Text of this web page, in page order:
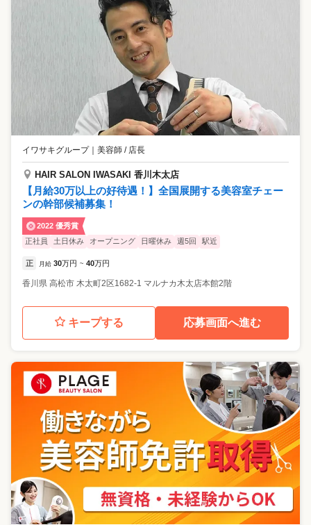
イワサキグループ｜ 美容師 / 店長
HAIR SALON IWASAKI 香川木太店
【月給30万以上の好待遇！】全国展開する美容室チェー
ンの幹部候補募集！
2022 優秀賞
正社員
土日休み オープニング 日曜休み 週5回 駅近
正 月給 30万円 ~ 40万円
香川県 高松市 木太町2区1682-1 マルナカ木太店本館2階
キープする 応募画面へ進む